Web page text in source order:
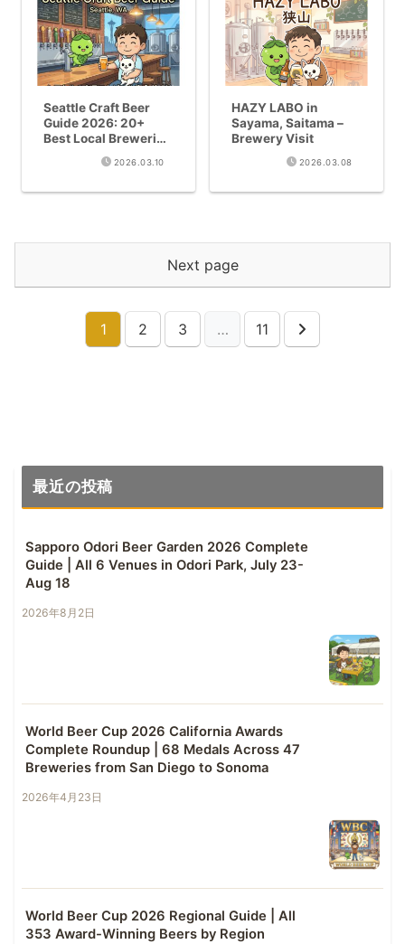
Seattle Craft Beer
Guide 2026: 20+
Best Local Breweries
[Bus Route Map]
2026.03.10
HAZY LABO in
Sayama, Saitama –
Brewery Visit
2026.03.08
Next page
1 2 3 … 11
Next
最近の投稿
Sapporo Odori Beer Garden 2026 Complete
Guide | All 6 Venues in Odori Park, July 23-
Aug 18
2026年8月2日
World Beer Cup 2026 California Awards
Complete Roundup | 68 Medals Across 47
Breweries from San Diego to Sonoma
2026年4月23日
World Beer Cup 2026 Regional Guide | All
353 Award-Winning Beers by Region